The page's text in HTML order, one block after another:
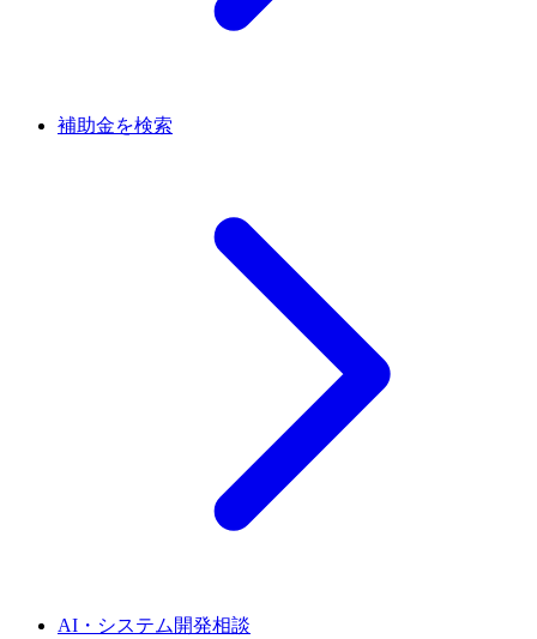
補助金を検索
AI・システム開発相談